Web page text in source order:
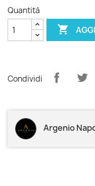
Quantità

Condividi
Argenio